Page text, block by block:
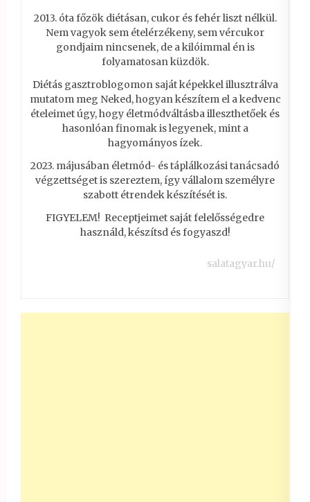
2013. óta főzök diétásan, cukor és fehér liszt nélkül.
Nem vagyok sem ételérzékeny, sem vércukor
gondjaim nincsenek, de a kilóimmal én is
folyamatosan küzdök.
Diétás gasztroblogomon saját képekkel illusztrálva
mutatom meg Neked, hogyan készítem el a kedvenc
ételeimet úgy, hogy életmódváltásba illeszthetőek és
hasonlóan finomak is legyenek, mint a
hagyományos ízek.
2023. májusában életmód- és táplálkozási tanácsadó
végzettséget is szereztem, így vállalom személyre
szabott étrendek készítését is.
FIGYELEM! Receptjeimet saját felelősségedre
használd, készítsd és fogyaszd!
salatagyar.hu/